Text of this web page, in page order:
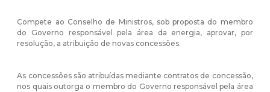
Compete ao Conselho de Ministros, sob proposta do membro
do Governo responsável pela área da energia, aprovar, por
resolução, a atribuição de novas concessões.
As concessões são atribuídas mediante contratos de concessão,
nos quais outorga o membro do Governo responsável pela área